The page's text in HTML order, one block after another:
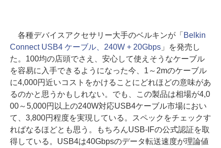
各種デバイスアクセサリー大手のベルキンが「 Belkin
Connect USB4 ケーブル、240W + 20Gbps」を発売し
た。100均の店頭でさえ、安心して使えそうなケーブル
を容易に入手できるようになった今、1～2mのケーブル
に4,000円近いコストをかけることにどれほどの意味があ
るのかと思うかもしれない。でも、この製品は相場が4,0
00～5,000円以上の240W対応USB4ケーブル市場におい
て、3,800円程度を実現している。スペックをチェックす
ればなるほどとも思う。もちろんUSB-IFの公式認証を取
得している。USB4は40Gbpsのデータ転送速度が理論値